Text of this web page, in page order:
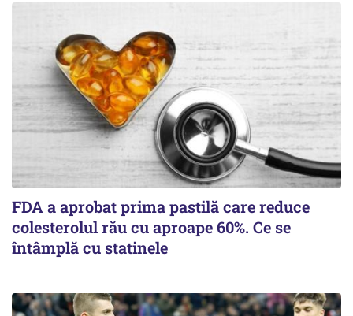
FDA a aprobat prima pastilă care reduce
colesterolul rău cu aproape 60%. Ce se
întâmplă cu statinele